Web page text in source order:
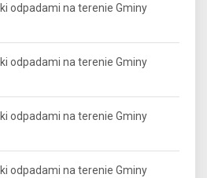
odpadami na terenie Gminy
odpadami na terenie Gminy
odpadami na terenie Gminy
odpadami na terenie Gminy